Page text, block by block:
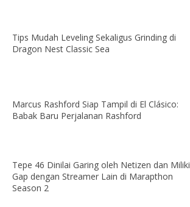
Tips Mudah Leveling Sekaligus Grinding di
Dragon Nest Classic Sea
Marcus Rashford Siap Tampil di El Clásico:
Babak Baru Perjalanan Rashford
Tepe 46 Dinilai Garing oleh Netizen dan Miliki
Gap dengan Streamer Lain di Marapthon
Season 2